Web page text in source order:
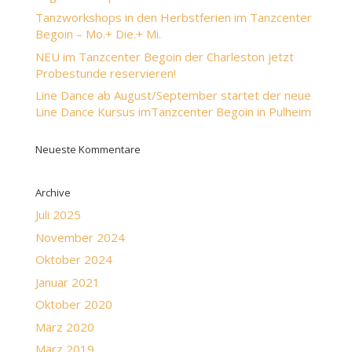
Tanzworkshops in den Herbstferien im Tanzcenter
Begoin – Mo.+ Die.+ Mi.
NEU im Tanzcenter Begoin der Charleston jetzt
Probestunde reservieren!
Line Dance ab August/September startet der neue
Line Dance Kursus imTanzcenter Begoin in Pulheim
Neueste Kommentare
Archive
Juli 2025
November 2024
Oktober 2024
Januar 2021
Oktober 2020
März 2020
März 2019